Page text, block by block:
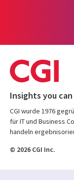
Insights you
CGI wurde 1976
für IT und Business
handeln
© 2026 CGI Inc.